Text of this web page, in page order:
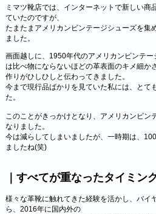
ミマツ靴店では、インターネットで新しい商
ていたのですが、
たまたまアメリカンビンテージシューズを集
ました。
画面越しに、1950年代のアメリカンビンテ
は比べ物にならないほどの革表面のキメ細か
作りがひしひしと伝わってきました。
今まで現行品ばかりを見ていた私には、とて
た。
このことがきっかけとなり、アメリカンビン
なりました。
今は減らしてしまいましたが、一時期は、
ましたね(笑)
｜すべてが重なったタイミン
様々な革靴に触れてきた経験を活かし、バイ
ら、2016年に国内外の